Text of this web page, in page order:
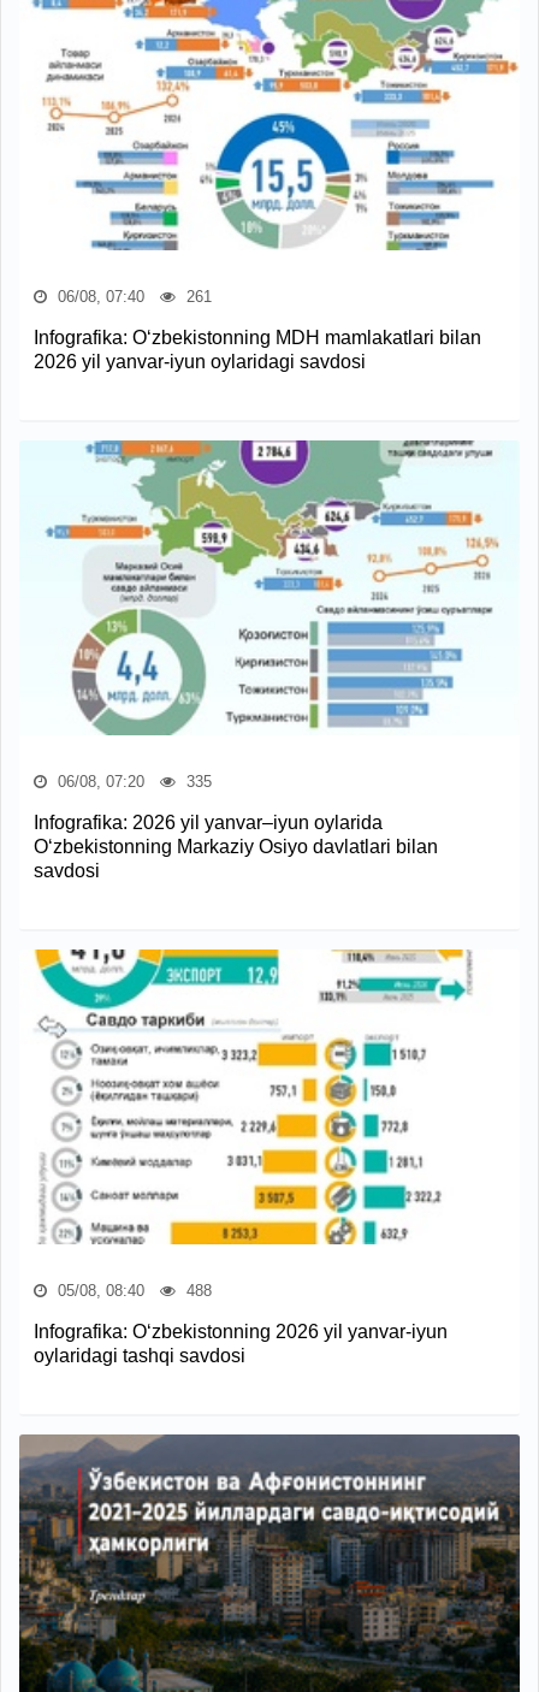
06/08, 07:40 261
Infografika: O‘zbekistonning MDH mamlakatlari bilan
2026 yil yanvar-iyun oylaridagi savdosi
06/08, 07:20 335
Infografika: 2026 yil yanvar–iyun oylarida
O‘zbekistonning Markaziy Osiyo davlatlari bilan
savdosi
05/08, 08:40 488
Infografika: O‘zbekistonning 2026 yil yanvar-iyun
oylaridagi tashqi savdosi